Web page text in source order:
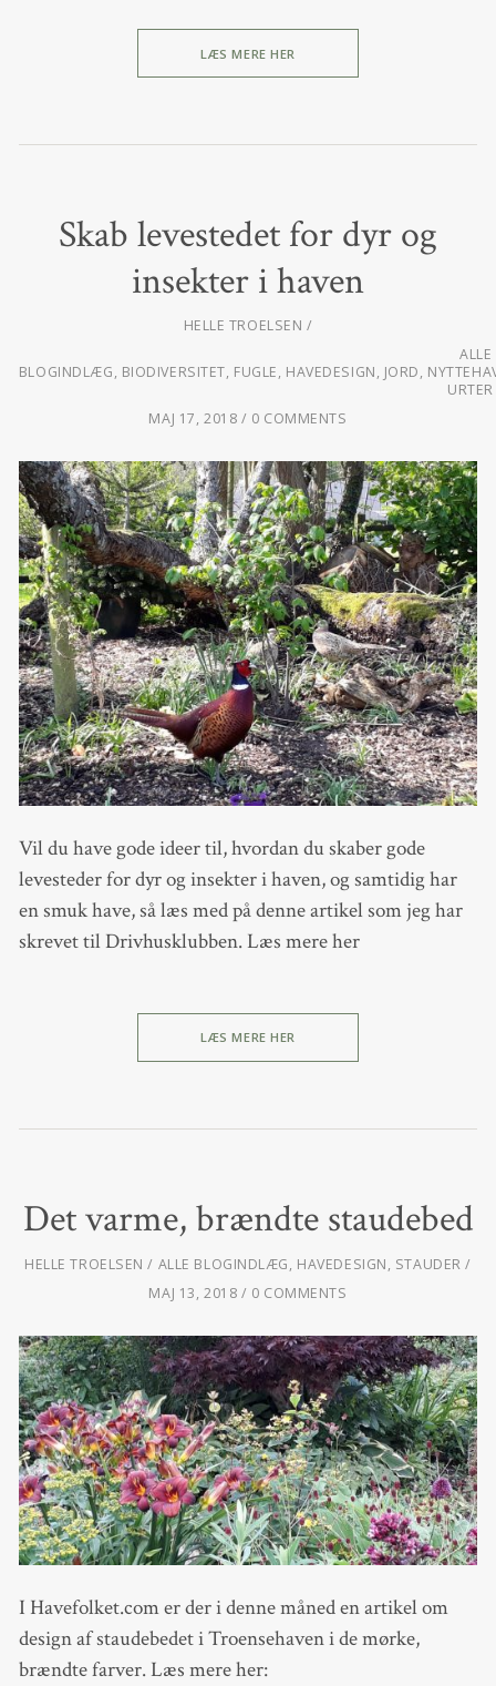
LÆS MERE HER
Skab levestedet for dyr og
insekter i haven
HELLE TROELSEN
ALLE
BLOGINDLÆG, BIODIVERSITET, FUGLE, HAVEDESIGN, JORD,
URTER
MAJ 17, 2018
0 COMMENTS
Vil du have gode ideer til, hvordan du skaber gode
levesteder for dyr og insekter i haven, og samtidig har
en smuk have, så læs med på denne artikel som jeg har
skrevet til Drivhusklubben. Læs mere her
LÆS MERE HER
Det varme, brændte staudebed
HELLE TROELSEN ALLE BLOGINDLÆG, HAVEDESIGN, STAUDER
MAJ 13, 2018
0 COMMENTS
I Havefolket.com er der i denne måned en artikel om
design af staudebedet i Troensehaven i de mørke,
brændte farver. Læs mere her: